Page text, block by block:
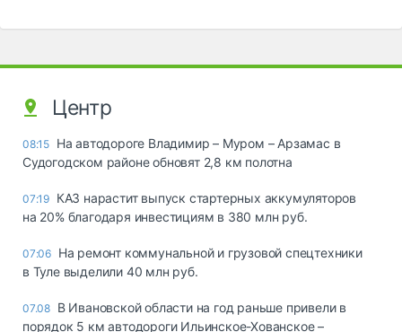
Центр
08:15 На автодороге Владимир – Муром – Арзамас в
Судогодском районе обновят 2,8 км полотна
07:19 КАЗ нарастит выпуск стартерных аккумуляторов
на 20% благодаря инвестициям в 380 млн руб.
07:06 На ремонт коммунальной и грузовой спецтехники
в Туле выделили 40 млн руб.
07.08 В Ивановской области на год раньше привели в
порядок 5 км автодороги Ильинское-Хованское –